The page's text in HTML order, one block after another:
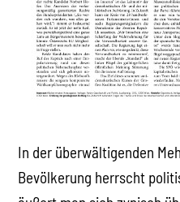
In der überwältigenden
Bevölkerung herrscht